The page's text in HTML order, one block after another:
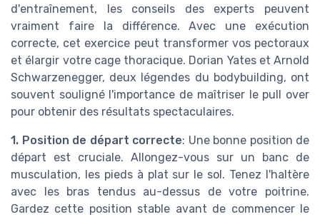
d'entraînement, les conseils des experts peuvent
vraiment faire la différence. Avec une exécution
correcte, cet exercice peut transformer vos pectoraux
et élargir votre cage thoracique. Dorian Yates et Arnold
Schwarzenegger, deux légendes du bodybuilding, ont
souvent souligné l'importance de maîtriser le pull over
pour obtenir des résultats spectaculaires.
1. Position de départ correcte: Une bonne position de
départ est cruciale. Allongez-vous sur un banc de
musculation, les pieds à plat sur le sol. Tenez l'haltère
avec les bras tendus au-dessus de votre poitrine.
Gardez cette position stable avant de commencer le